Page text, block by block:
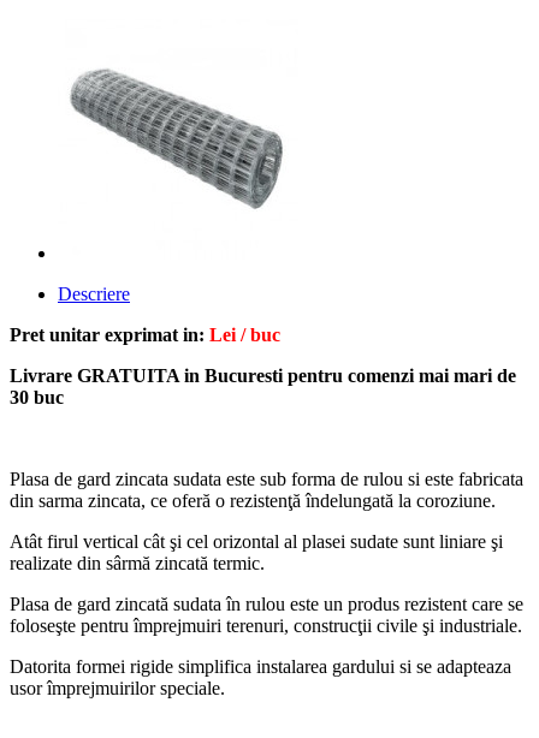
Descriere
Pret unitar exprimat in: Lei / buc
Livrare GRATUITA in Bucuresti pentru comenzi mai mari de
30 buc
Plasa de gard zincata sudata este sub forma de rulou si este fabricata
din sarma zincata, ce oferă o rezistenţă îndelungată la coroziune.
Atât firul vertical cât şi cel orizontal al plasei sudate sunt liniare şi
realizate din sârmă zincată termic.
Plasa de gard zincată sudata în rulou este un produs rezistent care se
foloseşte pentru împrejmuiri terenuri, construcţii civile şi industriale.
Datorita formei rigide simplifica instalarea gardului si se adapteaza
usor împrejmuirilor speciale.